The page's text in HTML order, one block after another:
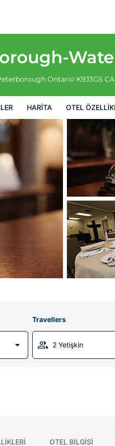
Ontario K9J3G5 CA
HARITA OTEL
Travellers
2 Yetişkin
OTEL BILGISI